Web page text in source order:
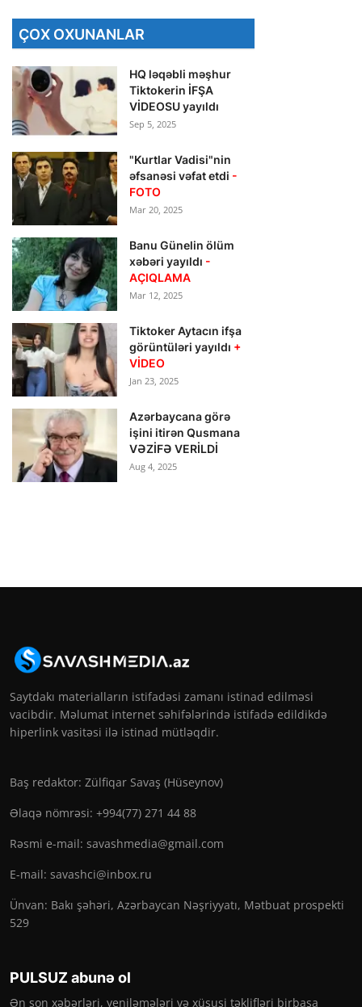
ÇOX OXUNANLAR
HQ ləqəbli məşhur
Tiktokerin İFŞA
VİDEOSU yayıldı
Sep 5, 2025
"Kurtlar Vadisi"nin
əfsanəsi vəfat etdi -
FOTO
Mar 20, 2025
Banu Günelin ölüm
xəbəri yayıldı -
AÇIQLAMA
Mar 12, 2025
Tiktoker Aytacın ifşa
görüntüləri yayıldı +
VİDEO
Jan 23, 2025
Azərbaycana görə
işini itirən Qusmana
VƏZİFƏ VERİLDİ
Aug 4, 2025
Saytdakı materialların istifadəsi zamanı istinad edilməsi
vacibdir. Məlumat internet səhifələrində istifadə edildikdə
hiperlink vasitəsi ilə istinad mütləqdir.
Baş redaktor: Zülfiqar Savaş (Hüseynov)
Əlaqə nömrəsi: +994(77) 271 44 88
Rəsmi e-mail: savashmedia@gmail.com
E-mail: savashci@inbox.ru
Ünvan: Bakı şəhəri, Azərbaycan Nəşriyyatı, Mətbuat prospekti
529
PULSUZ abunə ol
Ən son xəbərləri, yeniləmələri və xüsusi təklifləri birbaşa